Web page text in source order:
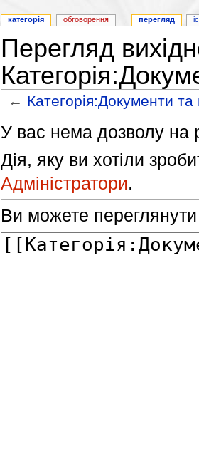
Перегляд
← Категорія:Документи
У вас нема дозволу на
Дія, яку ви хотіли
Адміністратори.
Ви можете переглянути
категорія обговорення перегляд